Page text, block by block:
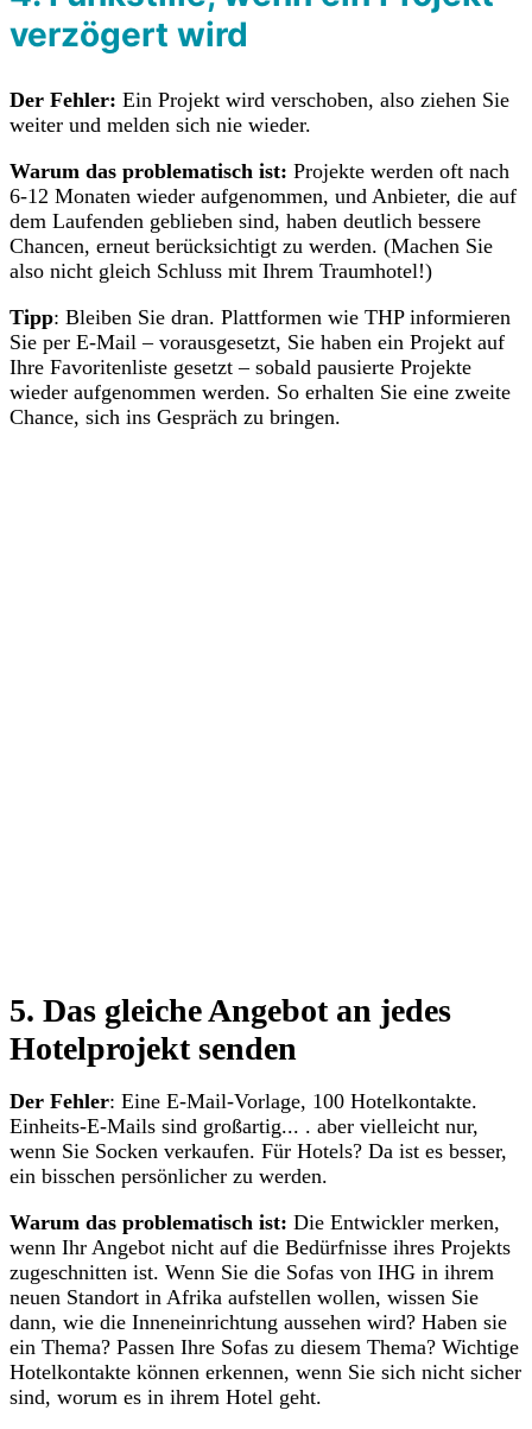
verzögert wird
Der Fehler: Ein Projekt wird verschoben, also ziehen Sie
weiter und melden sich nie wieder.
Warum das problematisch ist: Projekte werden oft nach
6-12 Monaten wieder aufgenommen, und Anbieter, die auf
dem Laufenden geblieben sind, haben deutlich bessere
Chancen, erneut berücksichtigt zu werden. (Machen Sie
also nicht gleich Schluss mit Ihrem Traumhotel!)
Tipp: Bleiben Sie dran. Plattformen wie THP informieren
Sie per E-Mail – vorausgesetzt, Sie haben ein Projekt auf
Ihre Favoritenliste gesetzt – sobald pausierte Projekte
wieder aufgenommen werden. So erhalten Sie eine zweite
Chance, sich ins Gespräch zu bringen.
5. Das gleiche Angebot an jedes
Hotelprojekt senden
Der Fehler: Eine E-Mail-Vorlage, 100 Hotelkontakte.
Einheits-E-Mails sind großartig... . aber vielleicht nur,
wenn Sie Socken verkaufen. Für Hotels? Da ist es besser,
ein bisschen persönlicher zu werden.
Warum das problematisch ist: Die Entwickler merken,
wenn Ihr Angebot nicht auf die Bedürfnisse ihres Projekts
zugeschnitten ist. Wenn Sie die Sofas von IHG in ihrem
neuen Standort in Afrika aufstellen wollen, wissen Sie
dann, wie die Inneneinrichtung aussehen wird? Haben sie
ein Thema? Passen Ihre Sofas zu diesem Thema? Wichtige
Hotelkontakte können erkennen, wenn Sie sich nicht sicher
sind, worum es in ihrem Hotel geht.